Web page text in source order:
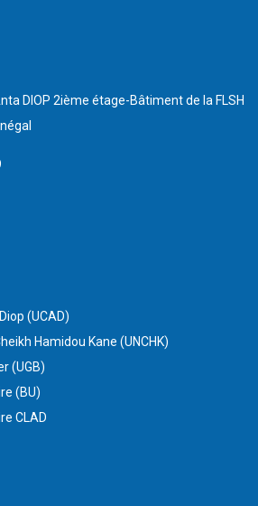
DIOP 2ième étage-Bâtiment de la FLSH
(UCAD)
Hamidou Kane (UNCHK)
(UGB)
(BU)
CLAD